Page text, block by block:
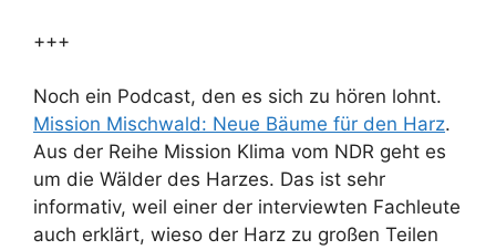
+++
Noch ein Podcast, den es sich zu hören lohnt.
Mission Mischwald: Neue Bäume für den Harz.
Aus der Reihe Mission Klima vom NDR geht es
um die Wälder des Harzes. Das ist sehr
informativ, weil einer der interviewten Fachleute
auch erklärt, wieso der Harz zu großen Teilen